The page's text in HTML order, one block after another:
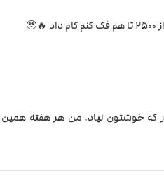
خوشتون نیاد. من هر هفته همین